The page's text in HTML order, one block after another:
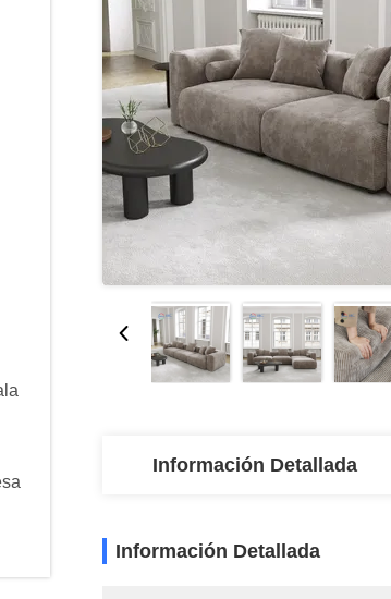
Información Detallada
Información Detallada